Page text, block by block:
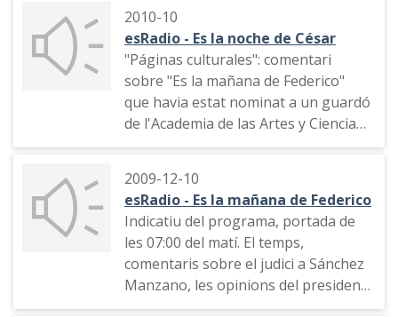
2010-10
esRadio - Es la noche de César
"Páginas culturales": comentari
sobre "Es la mañana de Federico"
que havia estat nominat a un guardó
de l'Academia de las Artes y Ciencias
Radiofónicas de España. Inivitació a
2009-12-10
esRadio - Es la mañana de Federico
Indicatiu del programa, portada de
les 07:00 del matí. El temps,
comentaris sobre el judici a Sánchez
Manzano, les opinions del president
Rodríguez Zapatero, publicitat,